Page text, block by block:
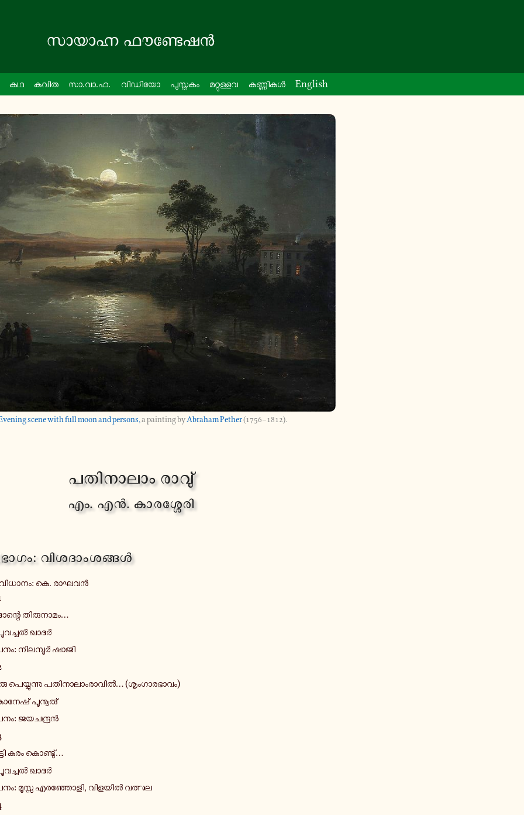
കഥ കവിത സാ.വാ.ഫ. വി­ഡി­യോ പു­സ്ത­കം മ­റ്റു­ള്ള­വ ക­ണ്ണി­കൾ English
scene with full moon and persons,a painting byAbraham Pether(1756–1812).
പ­തി­നാ­ലാം രാവു്
എം. എൻ. കാ­ര­ശ്ശേ­രി
വി­ശ­ദാം­ശ­ങ്ങൾ
കെ. രാഘവൻ
തി­രു­നാ­മം…
ഖാദർ
നി­ല­മ്പൂർ ഷാജി
പെ­യ്യു­ന്നു പ­തി­നാ­ലാം­രാ­വിൽ… (ശൃം­ഗാ­ര­ഭാ­വം)
പൂ­നൂ­രു്
ജ­യ­ച­ന്ദ്രൻ
കരം കൊ­ണ്ടു്…
ഖാദർ
മൂസ്സ എ­ര­ഞ്ഞോ­ളി, വി­ള­യിൽ വത്സല